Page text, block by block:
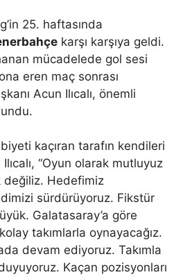
25. haftasında
karşı karşıya geldi.
mücadelede gol sesi
eren maç sonrası
Acun Ilıcalı, önemli
kaçıran tarafın kendileri
“Oyun olarak mutluyuz
değiliz. Hedefimiz
sürdürüyoruz. Fikstür
Galatasaray’a göre
takımlarla oynayacağız.
devam ediyoruz. Takımla
Kaçan pozisyonları